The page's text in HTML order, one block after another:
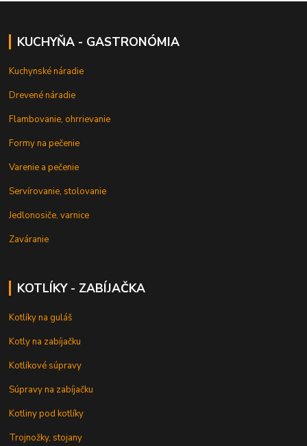
KUCHYŇA - GASTRONÓMIA
Kuchynské náradie
Drevené náradie
Flambovanie, ohrrievanie
Formy na pečenie
Varenie a pečenie
Servírovanie, stolovanie
Jedlonosiče, varnice
Zaváranie
KOTLÍKY - ZABÍJAČKA
Kotlíky na guláš
Kotly na zabíjačku
Kotlíkové súpravy
Súpravy na zabíjačku
Kotliny pod kotlíky
Trojnožky, stojany